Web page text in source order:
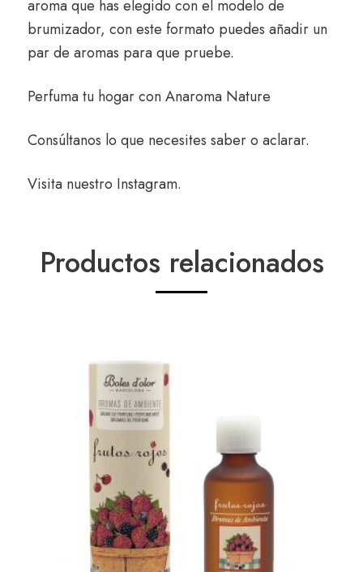
aroma que has elegido con el modelo de
brumizador, con este formato puedes añadir un
par de aromas para que pruebe.
Perfuma tu hogar conAnaroma Nature
Consúltanos lo que necesites saber o aclarar.
Visita nuestro Instagram.
Productos relacionados